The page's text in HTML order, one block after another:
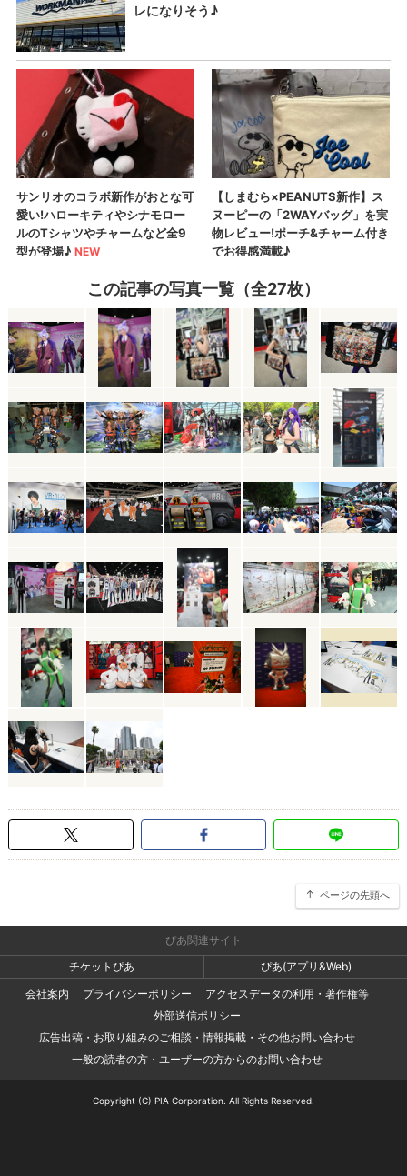
この記事の写真一覧（全27枚）
ページの先頭へ
ぴあ関連サイト
チケットぴあ
ぴあ(アプリ&Web)
会社案内
プライバシーポリシー
アクセスデータの利用・著作権等
外部送信ポリシー
広告出稿・お取り組みのご相談・情報掲載・その他お問い合わせ
一般の読者の方・ユーザーの方からのお問い合わせ
Copyright (C) PIA Corporation. All Rights Reserved.